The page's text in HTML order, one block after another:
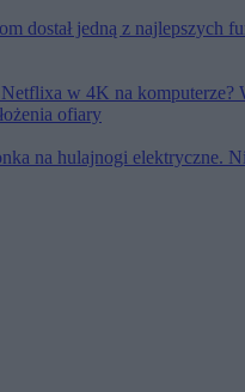
dostał jedną z najlepszych
w 4K na komputerze?
ofiary
na hulajnogi elektryczne.